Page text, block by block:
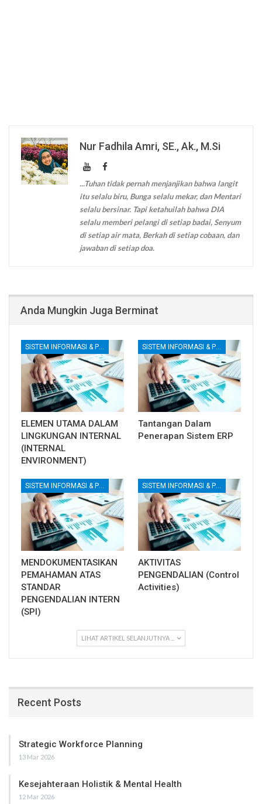
Nur Fadhila Amri, SE., Ak., M.Si
...Tuhan tidak pernah menjanjikan bahwa langit
itu selalu biru, Bunga selalu mekar, dan Mentari
selalu bersinar. Tapi ketahuilah bahwa DIA
selalu memberi pelangi di setiap badai, Senyum
di setiap air mata, Berkah di setiap cobaan, dan
jawaban di setiap doa.
Anda Mungkin Juga Berminat
SISTEM INFORMASI & PENGENDALIAN INTERNAL
ELEMEN UTAMA DALAM
LINGKUNGAN INTERNAL
(INTERNAL
ENVIRONMENT)
SISTEM INFORMASI & PENGENDALIAN INTERNAL
Tantangan Dalam
Penerapan Sistem ERP
SISTEM INFORMASI & PENGENDALIAN INTERNAL
MENDOKUMENTASIKAN
PEMAHAMAN ATAS
STANDAR
PENGENDALIAN INTERN
(SPI)
SISTEM INFORMASI & PENGENDALIAN INTERNAL
AKTIVITAS
PENGENDALIAN (Control
Activities)
LIHAT ARTIKEL SELANJUTNYA ...
Recent Posts
Strategic Workforce Planning
13 Mar 2026
Kesejahteraan Holistik & Mental Health
12 Mar 2026